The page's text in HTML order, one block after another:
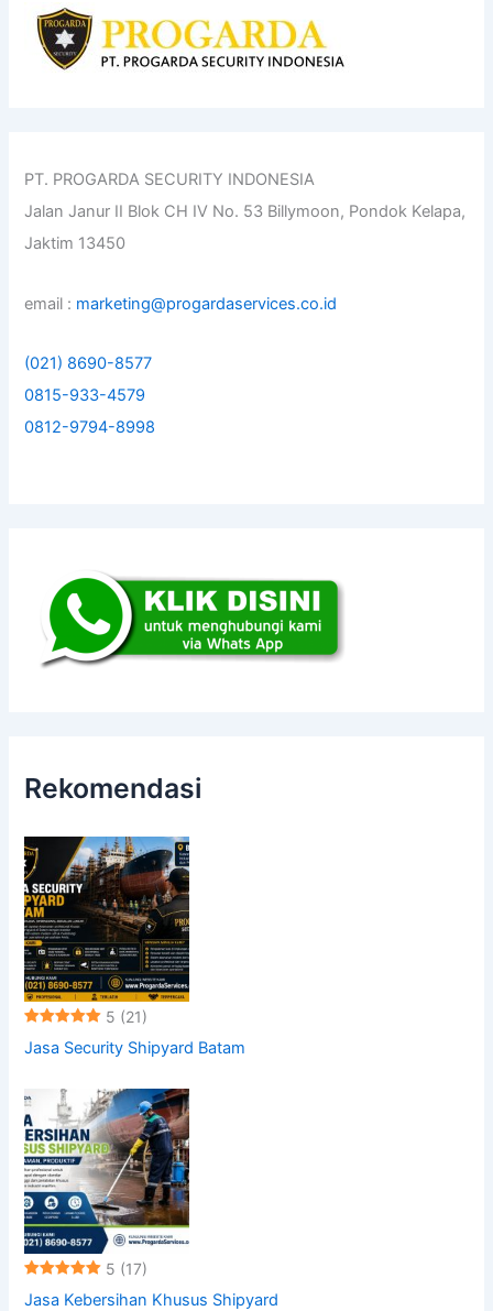
PT. PROGARDA SECURITY INDONESIA
Jalan Janur II Blok CH IV No. 53 Billymoon, Pondok Kelapa,
Jaktim 13450
email : marketing@progardaservices.co.id
(021) 8690-8577
0815-933-4579
0812-9794-8998
Rekomendasi
5 (21)
Jasa Security Shipyard Batam
5 (17)
Jasa Kebersihan Khusus Shipyard